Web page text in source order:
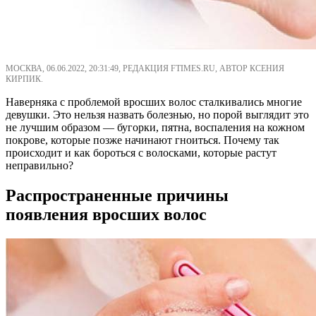
МОСКВА, 06.06.2022, 20:31:49, РЕДАКЦИЯ FTIMES.RU, АВТОР КСЕНИЯ
КИРПИК.
Наверняка с проблемой вросших волос сталкивались многие
девушки. Это нельзя назвать болезнью, но порой выглядит это
не лучшим образом — бугорки, пятна, воспаления на кожном
покрове, которые позже начинают гноиться. Почему так
происходит и как бороться с волосками, которые растут
неправильно?
Распространенные причины
появления вросших волос